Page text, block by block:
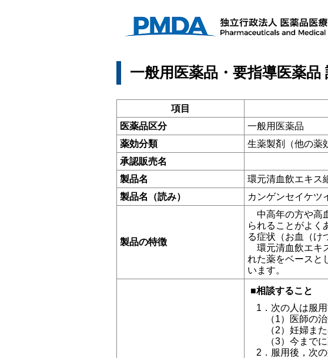
一般用医薬品・要指導医薬品
項目
医薬品区分
一般用医薬品
薬効分類
生薬製剤（他の薬
承認販売名
製品名
環元清血飲エキス
製品名（読み）
カンゲンセイケツ
製品の特徴
中高年の方や高
られることがよく
る症状（お血（け
環元清血飲エキ
れた薬をベースと
います。
■相談すること
1．次の人は服
（1）医師の治
（2）妊婦また
（3）今までに
2．服用後，次